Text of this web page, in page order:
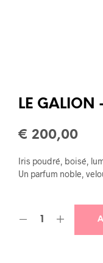
LE GALION
€ 200,00
Iris poudré, boisé,
Un parfum noble,